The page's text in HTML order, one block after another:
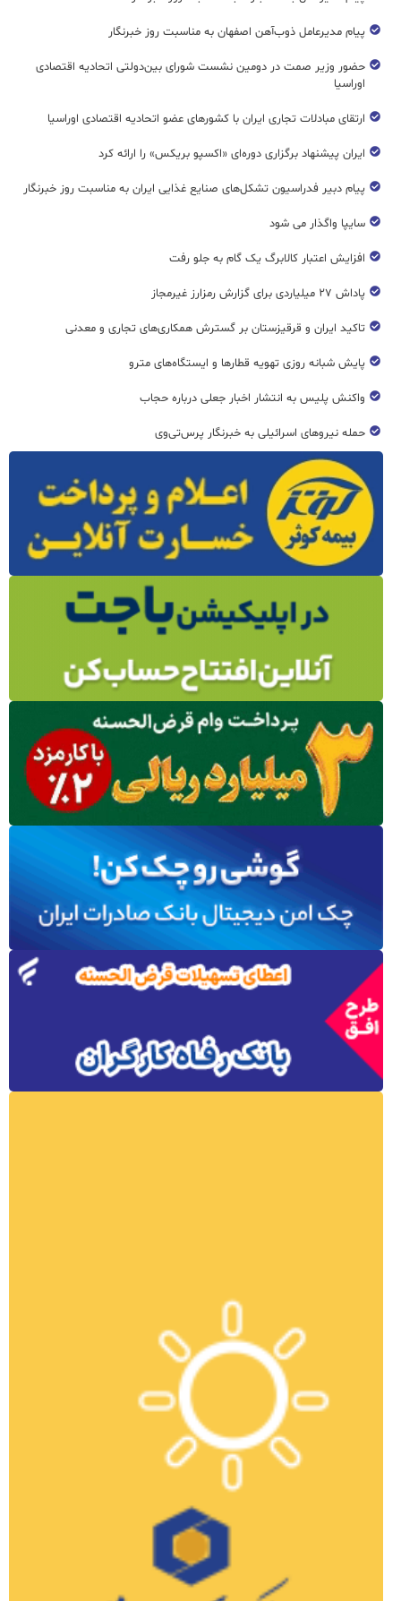
پیام مدیرعامل ذوب‌آهن اصفهان به مناسبت روز خبرنگار
حضور وزیر صمت در دومین نشست شورای بین‌دولتی اتحادیه اقتصادی
اوراسیا
ارتقای مبادلات تجاری ایران با کشورهای عضو اتحادیه اقتصادی اوراسیا
ایران پیشنهاد برگزاری دوره‌ای «اکسپو بریکس» را ارائه کرد
پیام دبیر فدراسیون تشکل‌های صنایع غذایی ایران به مناسبت روز خبرنگار
سایپا واگذار می شود
افزایش اعتبار کالابرگ یک گام به جلو رفت
پاداش ۲۷ میلیاردی برای گزارش رمزارز غیرمجاز
تاکید ایران و قرقیزستان بر گسترش همکاری‌های تجاری و معدنی
پایش شبانه روزی تهویه قطار‌ها و ایستگاه‌های مترو
واکنش پلیس به انتشار اخبار جعلی درباره حجاب
حمله نیروهای اسرائیلی به خبرنگار پرس‌تی‌وی